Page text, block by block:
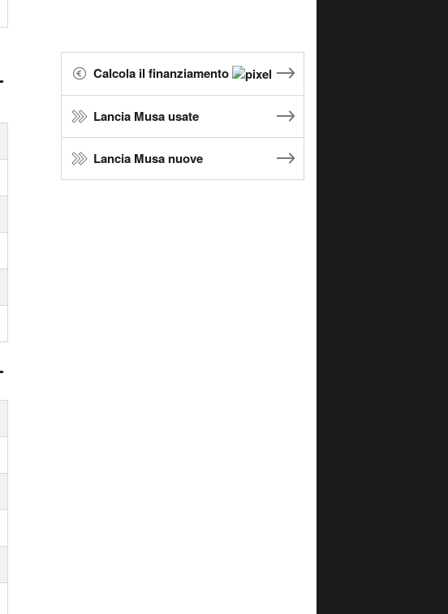
Calcola il finanziamento
Lancia Musa usate
Lancia Musa nuove